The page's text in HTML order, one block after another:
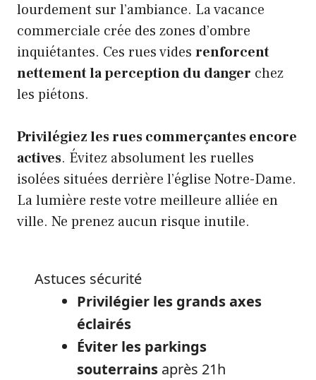
lourdement sur l’ambiance. La vacance
commerciale crée des zones d’ombre
inquiétantes. Ces rues vides renforcent
nettement la perception du danger chez
les piétons.
Privilégiez les rues commerçantes encore
actives. Évitez absolument les ruelles
isolées situées derrière l’église Notre-Dame.
La lumière reste votre meilleure alliée en
ville. Ne prenez aucun risque inutile.
Astuces sécurité
Privilégier les grands axes
éclairés
Éviter les parkings
souterrains après 21h